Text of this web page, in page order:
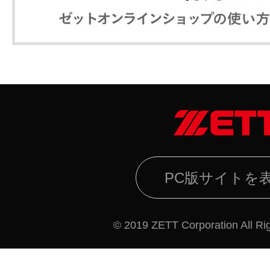
PC版サイトを
© 2019 ZETT Corporation All